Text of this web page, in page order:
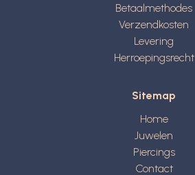
Betaalmethodes
Verzendkosten
Levering
Herroepingsrecht
Sitemap
Home
Juwelen
Piercings
Contact